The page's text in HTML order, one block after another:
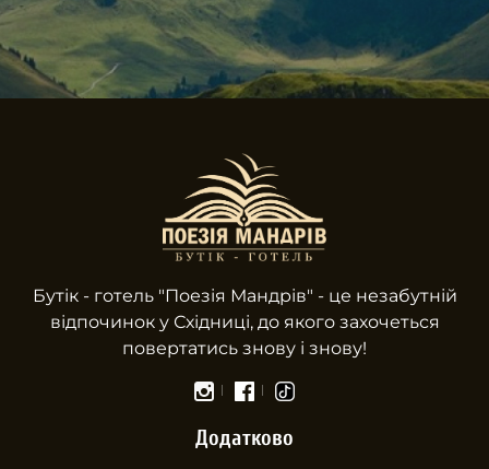
Бутік - готель "Поезiя Мандрів" - це незабутній
відпочинок у Східниці, до якого захочеться
повертатись знову і знову!
Додатково